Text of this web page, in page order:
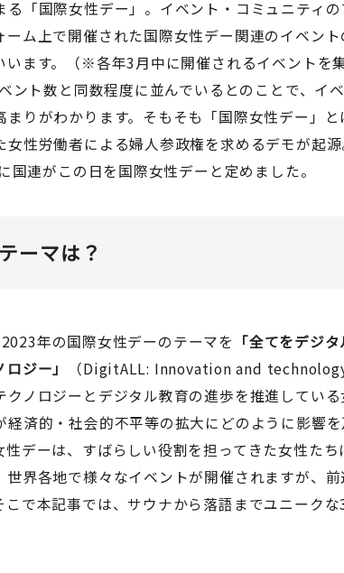
る「国際女性デー」。イベント・コミュニティ
ーム上で開催された国際女性デー関連のイベント
います。（※各年3月中に開催されるイベントを
ント数と同数程度に並んでいるとのことで、イ
まりがわかります。そもそも「国際女性デー」
女性労働者による婦人参政権を求めるデモが起
国連がこの日を国際女性デーと定めました。
ーマは？
年の国際女性デーのテーマを 「全てをデジ
ジー」
（DigitALL: Innovation and
クノロジーとデジタル教育の進歩を推進してい
経済的・社会的不平等の拡大にどのように影響
性デーは、すばらしい役割を担ってきた女性た
世界各地で様々なイベントが開催されますが、
こで本記事では、サウナから落語までユニーク